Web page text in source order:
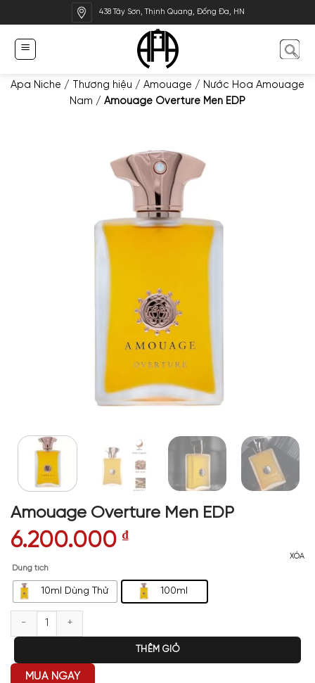
qua
dung
438 Tây Sơn, Thịnh Quang, Đống Đa, HN
Apa Niche / Thương hiệu / Amouage / Nước Hoa Amouage
Nam / Amouage Overture Men EDP
Amouage Overture Men EDP
6.200.000 ₫
Dung tích
10ml Dùng Thử 100ml
XÓA
Amouage Overture Men EDP số lượng
THÊM GIỎ
MUA NGAY